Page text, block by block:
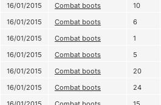
16/01/2015
Combat boots 10
16/01/2015
Combat boots 6
16/01/2015
Combat boots 1
16/01/2015
Combat boots 5
16/01/2015
Combat boots 20
16/01/2015
Combat boots 24